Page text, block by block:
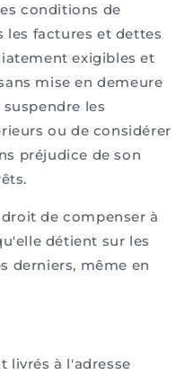
conditions de
les factures et dettes
exigibles et
mise en demeure
les
ou de considérer
préjudice de son
de compenser à
détient sur les
derniers, même en
livrés à l'adresse